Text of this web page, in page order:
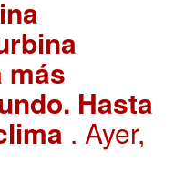
más
Hasta
. Ayer,